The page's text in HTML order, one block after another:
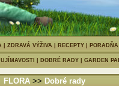
ZDRAVÁ VÝŽIVA RECEPTY PORADŇA
DOBRÉ RADY GARDEN
FLORA>> Dobré rady